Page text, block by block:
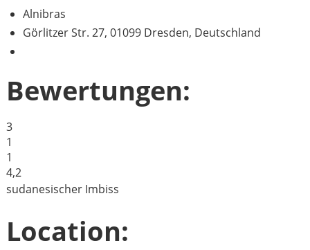
Alnibras
Görlitzer Str. 27, 01099 Dresden, Deutschland
Bewertungen:
3
1
1
4,2
sudanesischer Imbiss
Location: